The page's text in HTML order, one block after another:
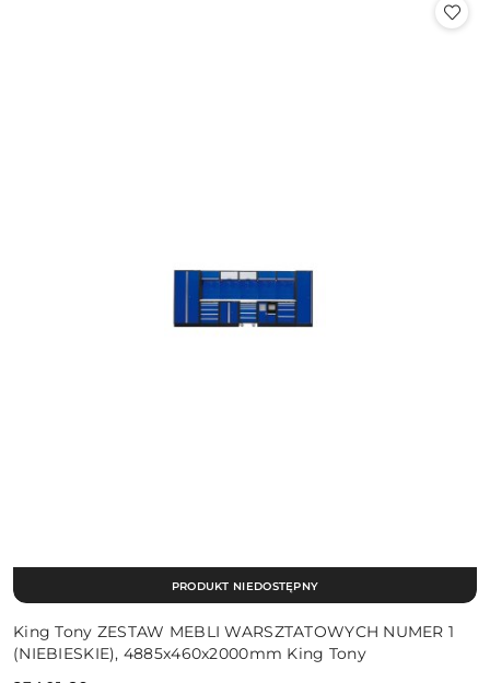
King Tony ZESTAW MEBLI WARSZTATOWYCH NUMER 1
(NIEBIESKIE), 4885x460x2000mm King Tony
PRODUKT NIEDOSTĘPNY